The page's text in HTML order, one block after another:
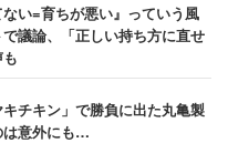
ない=育ちが悪い』っていう風
議論、「正しい持ち方に直せ
チキン」で勝負に出た丸亀製
意外にも…